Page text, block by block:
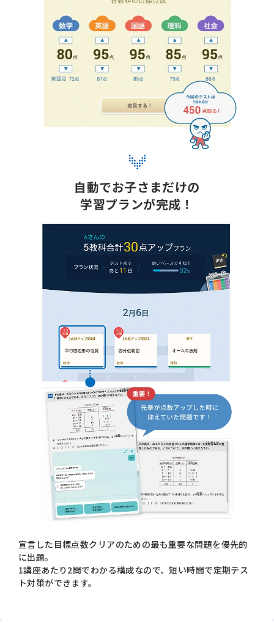
自動でお子さまだけの
学習プランが完成！
宣言した目標点数クリアのための最も重要な問題を優先的
に出題。
1講座あたり2問でわかる構成なので、短い時間で定期テス
ト対策ができます。